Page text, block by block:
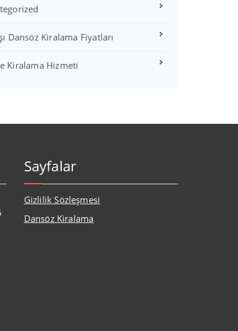
Dansöz Kiralama Fiyatları
Kiralama Hizmeti
Sayfalar
Gizlilik Sözleşmesi
Dansöz Kiralama